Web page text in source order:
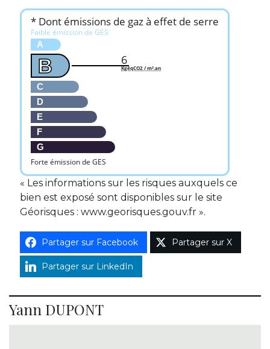
* Dont émissions de gaz à effet de serre
Faible émission de GES
A
B
C
D
E
F
G
Forte émission de GES
6
KgéqCO2 / m².an
« Les informations sur les risques auxquels ce
bien est exposé sont disponibles sur le site
Géorisques : www.georisques.gouv.fr ».
Partager sur Facebook Partager sur X
Partager sur LinkedIn
Yann DUPONT